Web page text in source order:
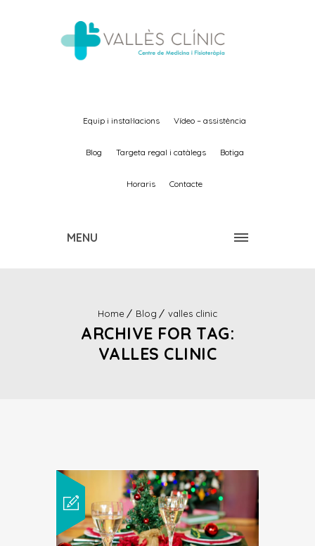
equip i instal·lacions vídeo – assistència
blog targeta regal i catàlegs botiga
horaris contacte
MENU
Home Blog valles clinic
ARCHIVE FOR TAG:
VALLES CLINIC